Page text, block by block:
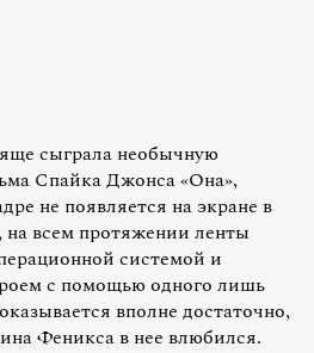
сыграла необычную
Спайка Джонса «Она»,
не появляется на экране в
на всем протяжении ленты
системой и
с помощью одного лишь
вполне достаточно,
Феникса в нее влюбился.